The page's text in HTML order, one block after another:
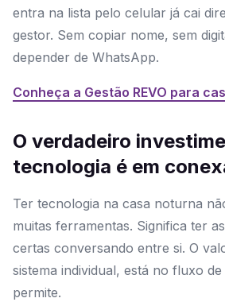
entra na lista pelo celular já cai
gestor. Sem copiar nome, sem
depender de WhatsApp.
Conheça a Gestão REVO para
O verdadeiro
tecnologia é em
Ter tecnologia na casa noturna
muitas ferramentas. Significa ter
certas conversando entre si. O
sistema individual, está no fluxo
permite.